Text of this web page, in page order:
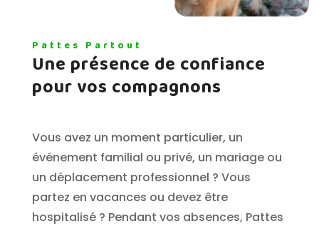
Pattes Partout
Une présence de confiance
pour vos compagnons
Vous avez un moment particulier, un
événement familial ou privé, un mariage ou
un déplacement professionnel ? Vous
partez en vacances ou devez être
hospitalisé ? Pendant vos absences, Pattes